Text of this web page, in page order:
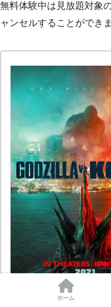
無料体験中は見放題対象
ャンセルすることができま
ホーム